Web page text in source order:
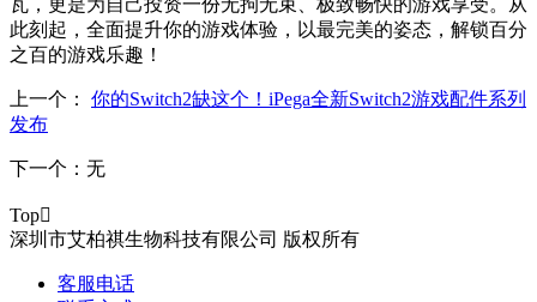
此刻起，全面提升你的游戏体验，以最完美的姿态，解锁百分
之百的游戏乐趣！
上一个： 你的Switch2缺这个！iPega全新Switch2游戏配件系列
发布
下一个： 无
Top
深圳市艾柏祺生物科技有限公司 版权所有
客服电话